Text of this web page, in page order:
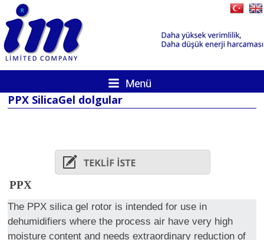
PPX SilicaGel dolgular
PPX
The PPX silica gel rotor is intended for use in
dehumidifiers where the process air have very high
moisture content and needs extraordinary reduction of